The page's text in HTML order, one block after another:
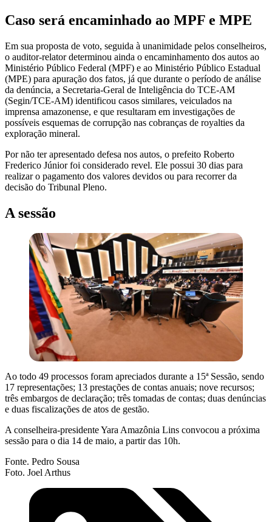
Caso será encaminhado ao MPF e MPE
Em sua proposta de voto, seguida à unanimidade pelos conselheiros,
o auditor-relator determinou ainda o encaminhamento dos autos ao
Ministério Público Federal (MPF) e ao Ministério Público Estadual
(MPE) para apuração dos fatos, já que durante o período de análise
da denúncia, a Secretaria-Geral de Inteligência do TCE-AM
(Segin/TCE-AM) identificou casos similares, veiculados na
imprensa amazonense, e que resultaram em investigações de
possíveis esquemas de corrupção nas cobranças de royalties da
exploração mineral.
Por não ter apresentado defesa nos autos, o prefeito Roberto
Frederico Júnior foi considerado revel. Ele possui 30 dias para
realizar o pagamento dos valores devidos ou para recorrer da
decisão do Tribunal Pleno.
A sessão
Ao todo 49 processos foram apreciados durante a 15ª Sessão, sendo
17 representações; 13 prestações de contas anuais; nove recursos;
três embargos de declaração; três tomadas de contas; duas denúncias
e duas fiscalizações de atos de gestão.
A conselheira-presidente Yara Amazônia Lins convocou a próxima
sessão para o dia 14 de maio, a partir das 10h.
Fonte. Pedro Sousa
Foto. Joel Arthus